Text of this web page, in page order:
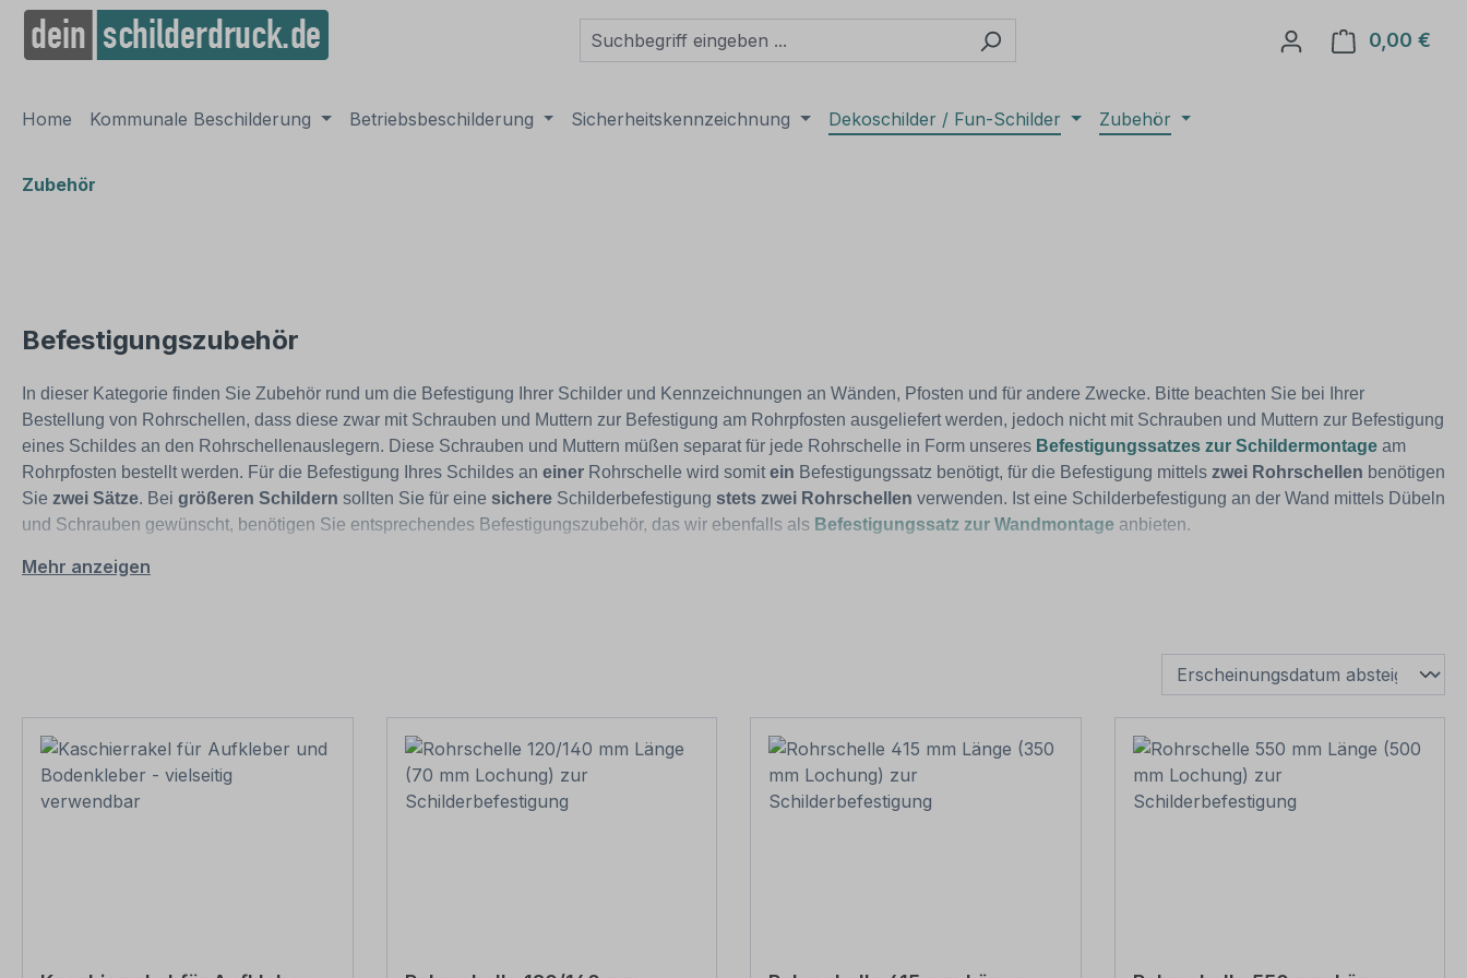
Zur Hauptnavigation springen
0,00 €
Home Kommunale Beschilderung Betriebsbeschilderung Sicherheitskennzeichnung Dekoschilder / Fun-Schilder Zubehör
Zubehör
Befestigungszubehör
In dieser Kategorie finden Sie Zubehör rund um die Befestigung Ihrer Schilder und Kennzeichnungen an Wänden, Pfosten und für andere Zwecke. Bitte beachten Sie bei Ihrer
Bestellung von Rohrschellen, dass diese zwar mit Schrauben und Muttern zur Befestigung am Rohrpfosten ausgeliefert werden, jedoch nicht mit Schrauben und Muttern zur Befestigung
eines Schildes an den Rohrschellenauslegern. Diese Schrauben und Muttern müßen separat für jede Rohrschelle in Form unseres Befestigungssatzes zur Schildermontage am
Rohrpfosten bestellt werden. Für die Befestigung Ihres Schildes an einer Rohrschelle wird somit ein Befestigungssatz benötigt, für die Befestigung mittels zwei Rohrschellen benötigen
Sie zwei Sätze. Bei größeren Schildern sollten Sie für eine sichere Schilderbefestigung stets zwei Rohrschellen verwenden. Ist eine Schilderbefestigung an der Wand mittels Dübeln
und Schrauben gewünscht, benötigen Sie entsprechendes Befestigungszubehör, das wir ebenfalls als Befestigungssatz zur Wandmontage anbieten.
Mehr anzeigen